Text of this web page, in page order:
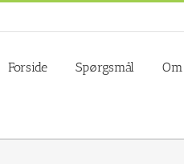
Forside Spørgsmål Om